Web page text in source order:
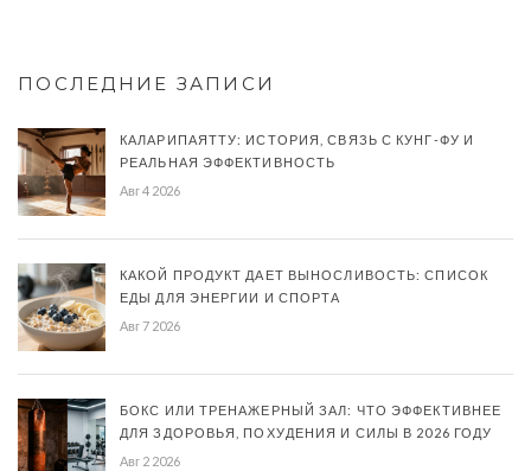
ПОСЛЕДНИЕ ЗАПИСИ
КАЛАРИПАЯТТУ: ИСТОРИЯ, СВЯЗЬ С КУНГ-ФУ И
РЕАЛЬНАЯ ЭФФЕКТИВНОСТЬ
Авг 4 2026
КАКОЙ ПРОДУКТ ДАЕТ ВЫНОСЛИВОСТЬ: СПИСОК
ЕДЫ ДЛЯ ЭНЕРГИИ И СПОРТА
Авг 7 2026
БОКС ИЛИ ТРЕНАЖЕРНЫЙ ЗАЛ: ЧТО ЭФФЕКТИВНЕЕ
ДЛЯ ЗДОРОВЬЯ, ПОХУДЕНИЯ И СИЛЫ В 2026 ГОДУ
Авг 2 2026